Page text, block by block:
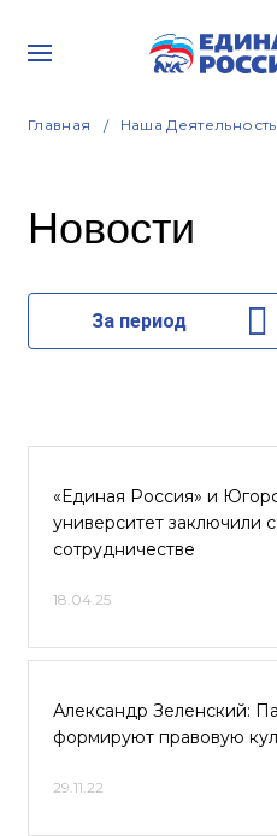
Главная Наша Деятельность
Новости
За период
«Единая Россия» и
университет заключили
сотрудничестве
18.04.25
Александр Зеленский:
формируют правовую
29.11.22